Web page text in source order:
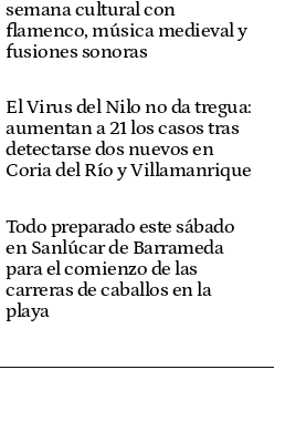
semana cultural con
flamenco, música medieval y
fusiones sonoras
El Virus del Nilo no da tregua:
aumentan a 21 los casos tras
detectarse dos nuevos en
Coria del Río y Villamanrique
Todo preparado este sábado
en Sanlúcar de Barrameda
para el comienzo de las
carreras de caballos en la
playa